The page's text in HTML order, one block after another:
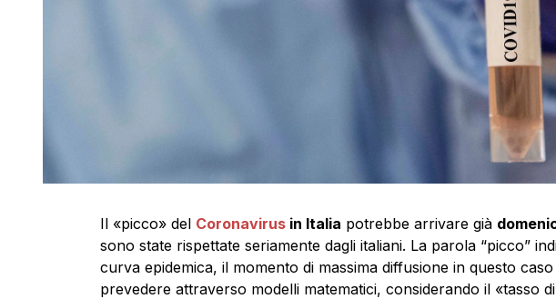
Il «picco» del Coronavirusin Italia potrebbe arrivare già
sono state rispettate seriamente dagli italiani. La parola “picco”
curva epidemica, il momento di massima diffusione in questo
prevedere attraverso modelli matematici, considerando il «tasso